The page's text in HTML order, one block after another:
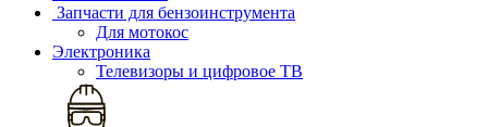
Запчасти для бензоинструмента
Для мотокос
Электроника
Телевизоры и цифровое ТВ